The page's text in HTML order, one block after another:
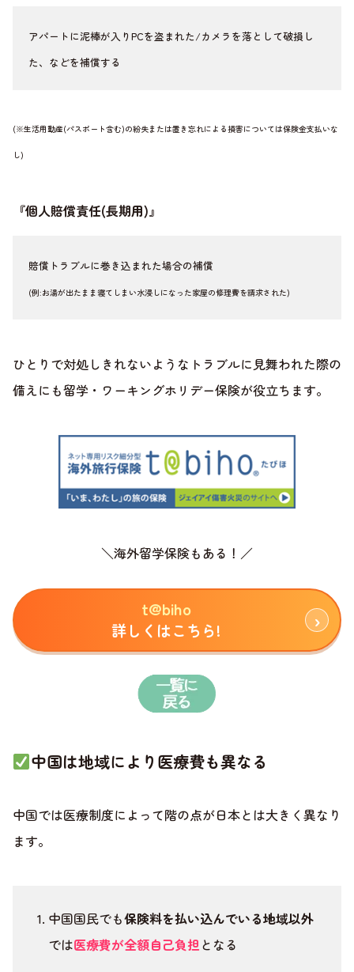
アパートに泥棒が入りPCを盗まれた/カメラを落として破損し
た、などを補償する
(※生活用動産(パスポート含む)の紛失または置き忘れによる損害については保険金支払いな
し)
『個人賠償責任(長期用)』
賠償トラブルに巻き込まれた場合の補償
(例:お湯が出たまま寝てしまい水浸しになった家屋の修理費を請求された)
ひとりで対処しきれないようなトラブルに見舞われた際の
備えにも留学・ワーキングホリデー保険が役立ちます。
＼海外留学保険もある！／
t@biho
詳しくはこちら!
中国は地域により医療費も異なる
中国では医療制度によって階の点が日本とは大きく異なり
ます。
中国国民でも保険料を払い込んでいる地域以外
では医療費が全額自己負担となる